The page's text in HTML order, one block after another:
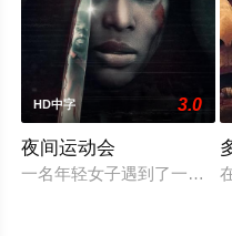
HD中字 3.0
夜间运动会
一名年轻女子遇到了一位在